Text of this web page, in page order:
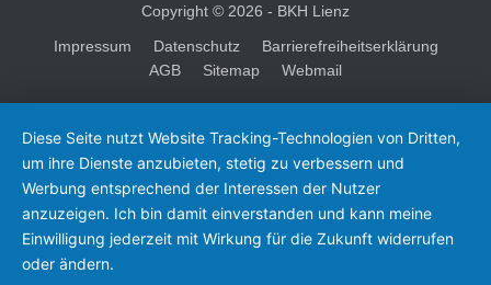
Copyright © 2026 - BKH Lienz
Impressum
Datenschutz
Barrierefreiheitserklärung
AGB
Sitemap Webmail
Diese Seite nutzt Website Tracking-Technologien von Dritten,
um ihre Dienste anzubieten, stetig zu verbessern und
Werbung entsprechend der Interessen der Nutzer
anzuzeigen. Ich bin damit einverstanden und kann meine
Einwilligung jederzeit mit Wirkung für die Zukunft widerrufen
oder ändern.